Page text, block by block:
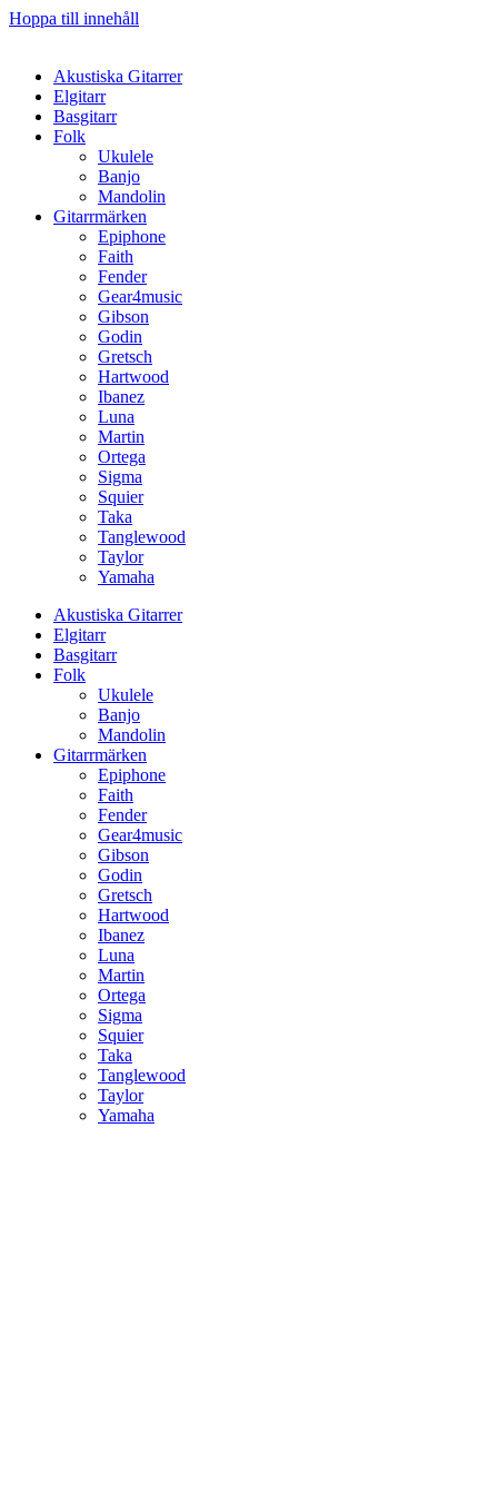
Hoppa till innehåll
Akustiska Gitarrer
Elgitarr
Basgitarr
Folk
Ukulele
Banjo
Mandolin
Gitarrmärken
Epiphone
Faith
Fender
Gear4music
Gibson
Godin
Gretsch
Hartwood
Ibanez
Luna
Martin
Ortega
Sigma
Squier
Taka
Tanglewood
Taylor
Yamaha
Akustiska Gitarrer
Elgitarr
Basgitarr
Folk
Ukulele
Banjo
Mandolin
Gitarrmärken
Epiphone
Faith
Fender
Gear4music
Gibson
Godin
Gretsch
Hartwood
Ibanez
Luna
Martin
Ortega
Sigma
Squier
Taka
Tanglewood
Taylor
Yamaha